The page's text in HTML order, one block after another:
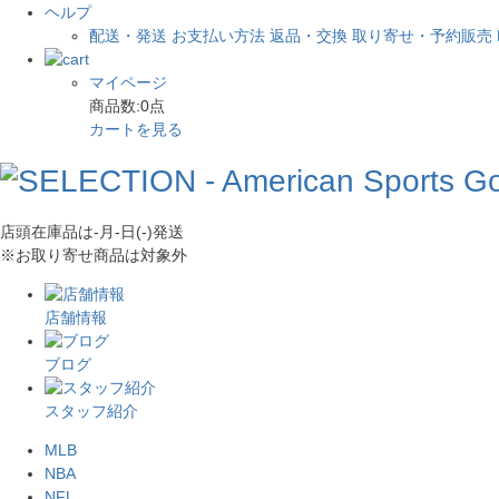
ヘルプ
配送・発送 お支払い方法 返品・交換 取り寄せ・予約販売
マイページ
商品数:0点
カートを見る
店頭在庫品は-月-日(-)発送
※お取り寄せ商品は対象外
店舗情報
ブログ
スタッフ紹介
MLB
NBA